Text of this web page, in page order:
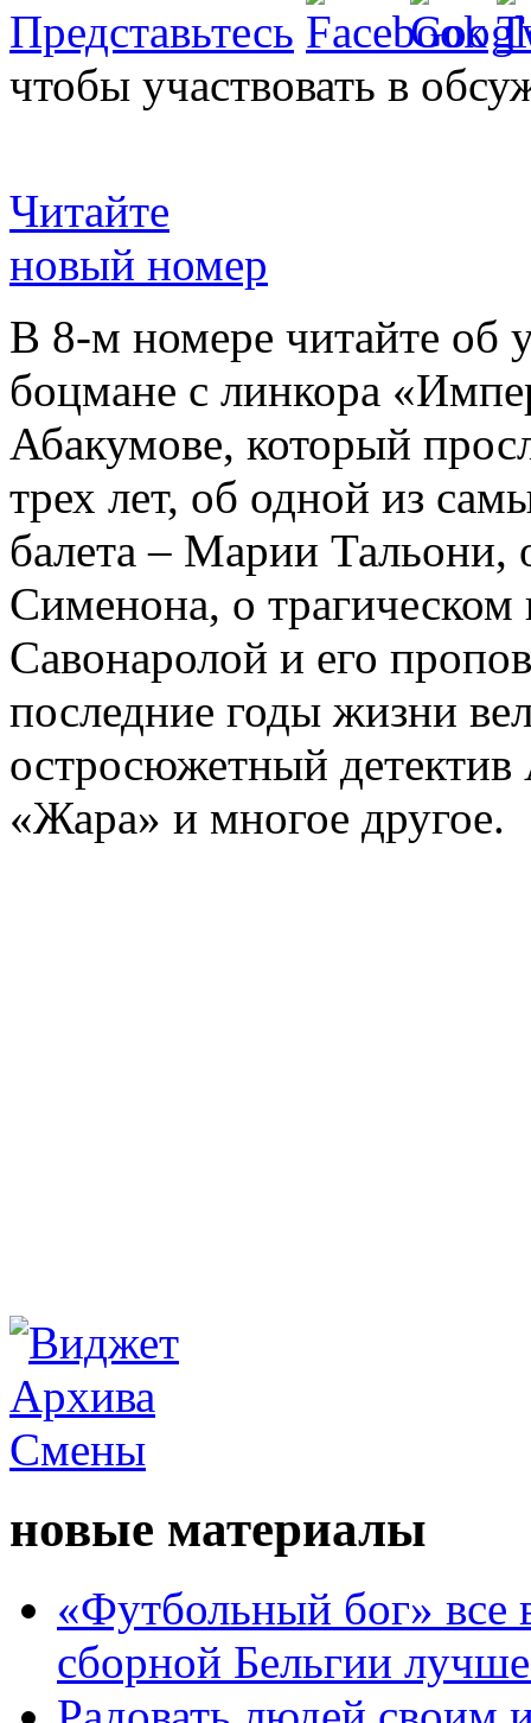
Представьтесь
чтобы участвовать в
Читайте
новый номер
В 8-м номере читайте об
боцмане с линкора
Абакумове, который
трех лет, об одной из
балета – Марии
Сименона, о трагическом
Савонаролой и его
последние годы жизни
остросюжетный детектив
«Жара» и многое другое.
новые материалы
«Футбольный бог» все
сборной Бельгии